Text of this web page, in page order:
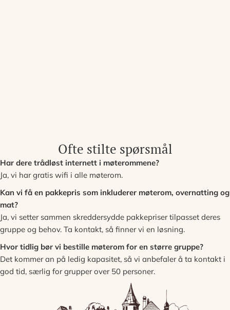
Ofte stilte spørsmål
Har dere trådløst internett i møterommene?
Ja, vi har gratis wifi i alle møterom.
Kan vi få en pakkepris som inkluderer møterom, overnatting og
mat?
Ja, vi setter sammen skreddersydde pakkepriser tilpasset deres
gruppe og behov. Ta kontakt, så finner vi en løsning.
Hvor tidlig bør vi bestille møterom for en større gruppe?
Det kommer an på ledig kapasitet, så vi anbefaler å ta kontakt i
god tid, særlig for grupper over 50 personer.